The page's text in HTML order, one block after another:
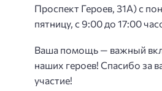
Проспект Героев, 31А) с
пятницу, с 9:00 до 17:00
Ваша помощь — важный
наших героев! Спасибо за
участие!